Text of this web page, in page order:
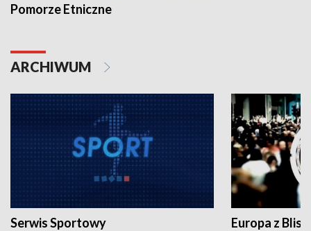
Pomorze Etniczne
ARCHIWUM
Serwis Sportowy Europa z